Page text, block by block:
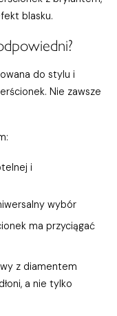
blasku.
do stylu i
Nie zawsze
i
wybór
ma przyciągać
z diamentem
a nie tylko